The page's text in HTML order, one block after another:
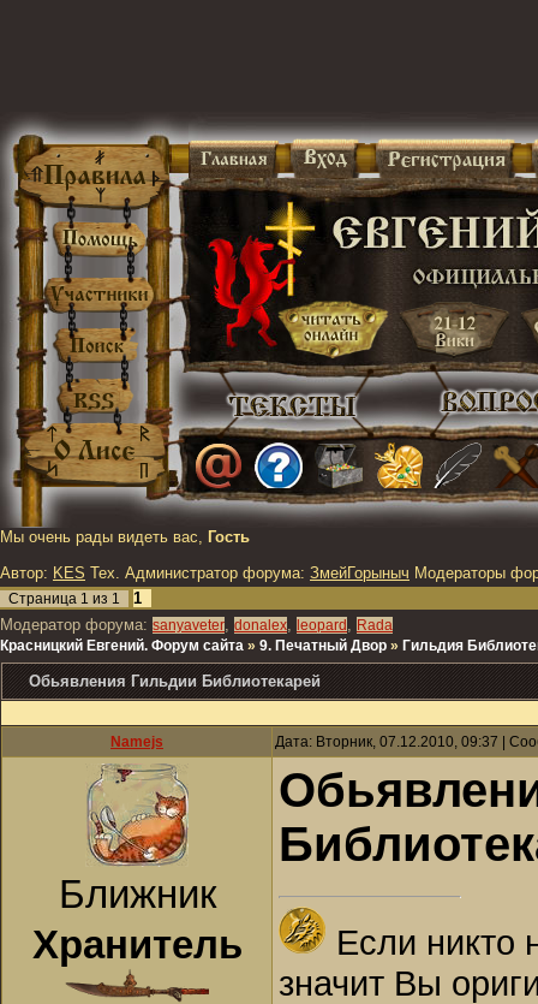
Мы очень рады видеть вас, Гость
Автор: KES Тех. Администратор форума: ЗмейГорыныч Модераторы
Страница 1 из 1
1
Модератор форума: sanyaveter, donalex, leopard , Rada
Красницкий Евгений. Форум сайта » 9. Печатный Двор » Гильдия
Обьявления Гильдии Библиотекарей
Namejs Дата: Вторник, 07.12.2010, 09:37 |
Ближник
Хранитель
Если никто
значит Вы